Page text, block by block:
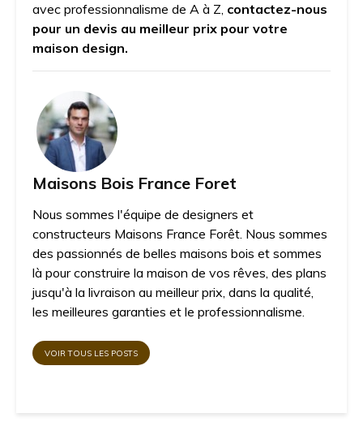
avec professionnalisme de A à Z, contactez-nous
pour un devis au meilleur prix pour votre
maison design.
Maisons Bois France Foret
Nous sommes l'équipe de designers et
constructeurs Maisons France Forêt. Nous sommes
des passionnés de belles maisons bois et sommes
là pour construire la maison de vos rêves, des plans
jusqu'à la livraison au meilleur prix, dans la qualité,
les meilleures garanties et le professionnalisme.
VOIR TOUS LES POSTS